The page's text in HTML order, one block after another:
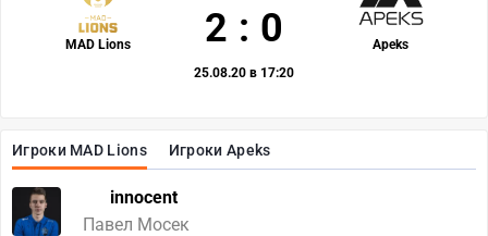
Игроки MAD Lions Игроки Apeks
innocent
Павел Мосек
MAD Lions Apeks
2 : 0
25.08.20 в 17:20